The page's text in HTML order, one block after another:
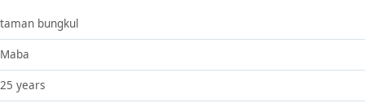
taman bungkul
Maba
25 years